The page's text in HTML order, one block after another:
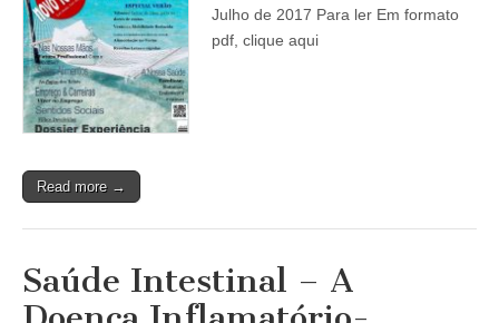
Julho de 2017 Para ler Em formato
pdf, clique aqui
Read more →
Saúde Intestinal – A